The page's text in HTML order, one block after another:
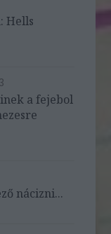
Hells
a fejebol
nácizni...